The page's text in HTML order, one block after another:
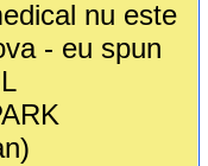
nu este
- eu spun